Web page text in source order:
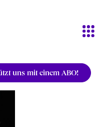
uns mit einem ABO!